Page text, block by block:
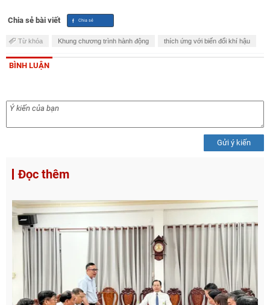
Chia sẻ bài viết
Từ khóa Khung chương trình hành động thích ứng với biến đổi khí hậu
BÌNH LUẬN
Gửi ý kiến
Đọc thêm